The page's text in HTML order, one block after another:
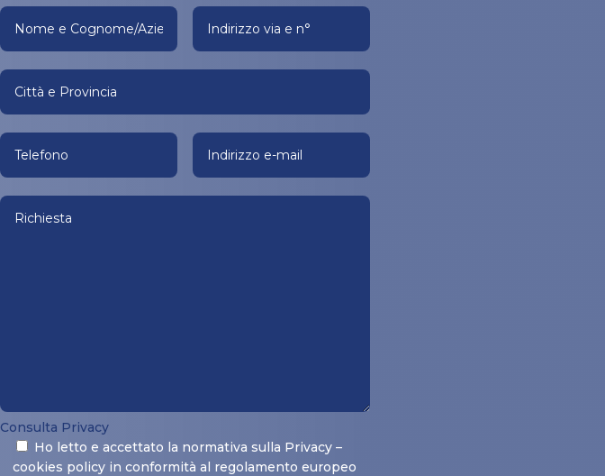
Consulta Privacy
Ho letto e accettato la normativa sulla Privacy –
cookies policy in conformità al regolamento europeo